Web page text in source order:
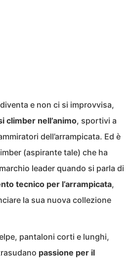
e non ci si improvvisa,
climber nell’animo, sportivi a
dell’arrampicata. Ed è
(aspirante tale) che ha
leader quando si parla di
tecnico per l’arrampicata,
la sua nuova collezione
pantaloni corti e lunghi,
passione per il